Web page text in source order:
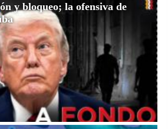
y bloqueo; la ofensiva de